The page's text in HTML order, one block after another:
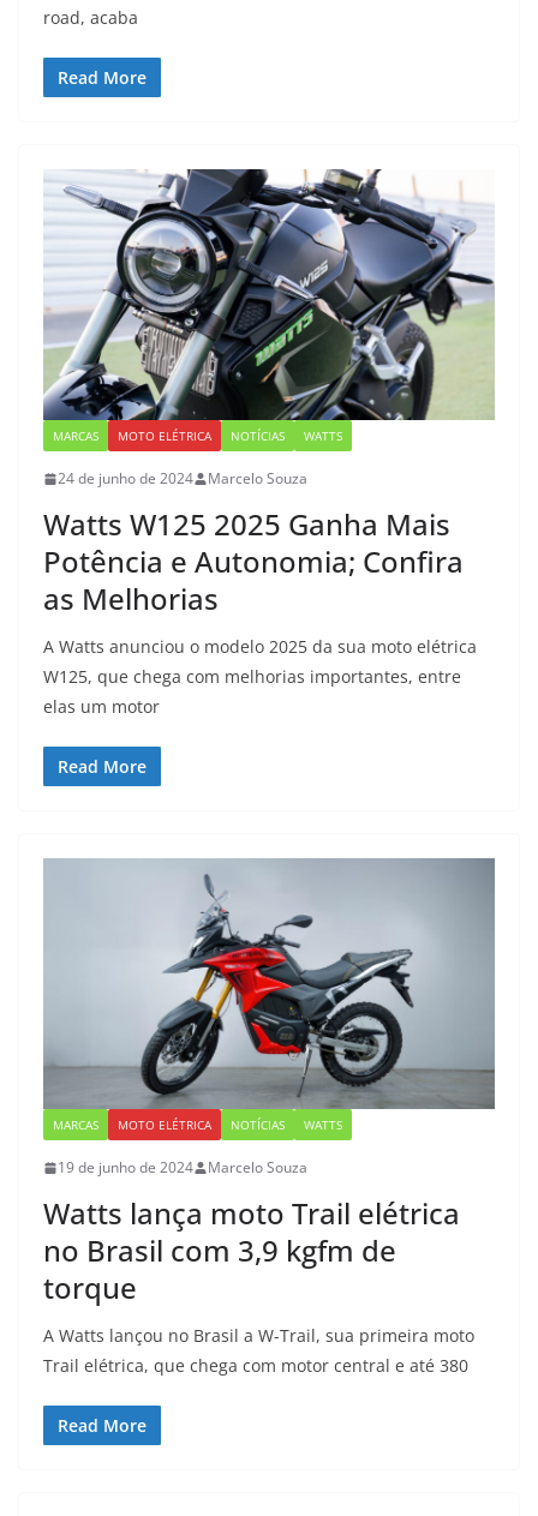
road, acaba
Read More
MARCAS MOTO ELÉTRICA NOTÍCIAS WATTS
24 de junho de 2024 Marcelo Souza
Watts W125 2025 Ganha Mais
Potência e Autonomia; Confira
as Melhorias
A Watts anunciou o modelo 2025 da sua moto elétrica
W125, que chega com melhorias importantes, entre
elas um motor
Read More
MARCAS MOTO ELÉTRICA NOTÍCIAS WATTS
19 de junho de 2024 Marcelo Souza
Watts lança moto Trail elétrica
no Brasil com 3,9 kgfm de
torque
A Watts lançou no Brasil a W-Trail, sua primeira moto
Trail elétrica, que chega com motor central e até 380
Read More